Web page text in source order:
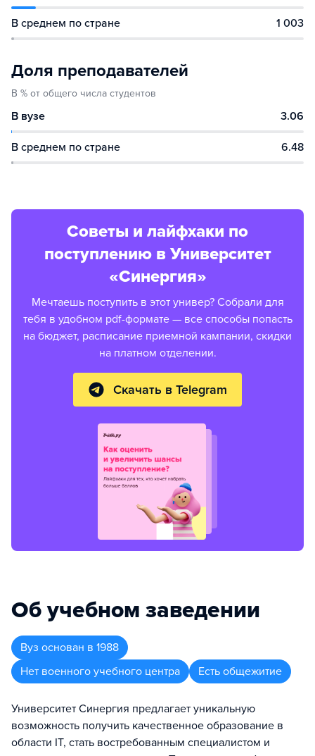
В среднем по стране 1 003
Доля преподавателей
В % от общего числа студентов
В вузе 3.06
В среднем по стране 6.48
Советы и лайфхаки по
поступлению в Университет
«Синергия»
Мечтаешь поступить в этот универ? Собрали для
тебя в удобном pdf-формате — все способы попасть
на бюджет, расписание приемной кампании, скидки
на платном отделении.
Скачать в Telegram
Об учебном заведении
Вуз основан в 1988
Нет военного учебного центра
Есть общежитие
Университет Синергия предлагает уникальную
возможность получить качественное образование в
области IT, стать востребованным специалистом и